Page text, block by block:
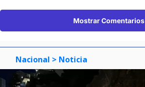
Mostrar Comentarios
Nacional > Noticia